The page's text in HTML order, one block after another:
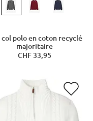
col polo en coton recyclé
majoritaire
CHF 33,95